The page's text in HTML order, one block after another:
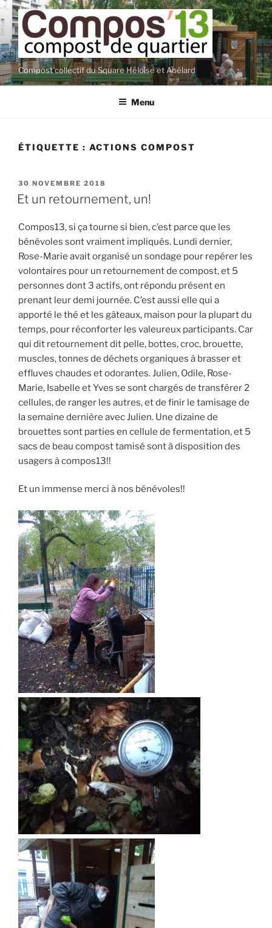
Aller
au
contenu
principal
Compost collectif du Square Héloïse et Abélard
Menu
ÉTIQUETTE : ACTIONS COMPOST
PUBLIÉ
LE
30 NOVEMBRE 2018
Et un retournement, un!
Compos13, si ça tourne si bien, c’est parce que les
bénévoles sont vraiment impliqués. Lundi dernier,
Rose-Marie avait organisé un sondage pour repérer les
volontaires pour un retournement de compost, et 5
personnes dont 3 actifs, ont répondu présent en
prenant leur demi journée. C’est aussi elle qui a
apporté le thé et les gâteaux, maison pour la plupart du
temps, pour réconforter les valeureux participants. Car
qui dit retournement dit pelle, bottes, croc, brouette,
muscles, tonnes de déchets organiques à brasser et
effluves chaudes et odorantes. Julien, Odile, Rose-
Marie, Isabelle et Yves se sont chargés de transférer 2
cellules, de ranger les autres, et de finir le tamisage de
la semaine dernière avec Julien. Une dizaine de
brouettes sont parties en cellule de fermentation, et 5
sacs de beau compost tamisé sont à disposition des
usagers à compos13!!
Et un immense merci à nos bénévoles!!